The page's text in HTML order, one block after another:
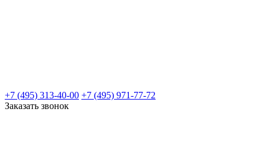
+7 (495) 313-40-00 +7 (495) 971-77-72
Заказать звонок